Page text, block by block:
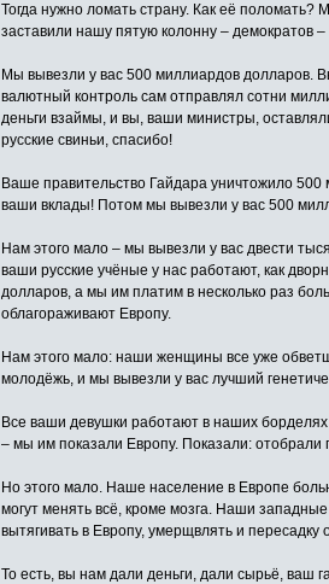
Тогда нужно ломать страну. Как её
заставили нашу пятую колонну – демократов
Мы вывезли у вас 500 миллиардов долларов.
валютный контроль сам отправлял сотни
деньги взаймы, и вы, ваши министры,
русские свиньи, спасибо!
Ваше правительство Гайдара уничтожило
ваши вклады! Потом мы вывезли у вас 500
Нам этого мало – мы вывезли у вас двести
ваши русские учёные у нас работают, как
долларов, а мы им платим в несколько раз
облагораживают Европу.
Нам этого мало: наши женщины все уже
молодёжь, и мы вывезли у вас лучший
Все ваши девушки работают в наших
– мы им показали Европу. Показали: отобрали
Но этого мало. Наше население в Европе
могут менять всё, кроме мозга. Наши
вытягивать в Европу, умерщвлять и пересадку
То есть, вы нам дали деньги, дали сырьё,